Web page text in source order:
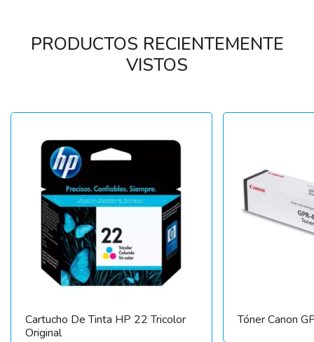
PRODUCTOS RECIENTEMENTE
VISTOS
Cartucho De Tinta HP 22 Tricolor
Original
Tóner Canon